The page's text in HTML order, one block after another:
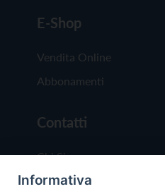
E-Shop
Vendita Online
Abbonamenti
Contatti
Chi Siamo
Redazione
Informativa